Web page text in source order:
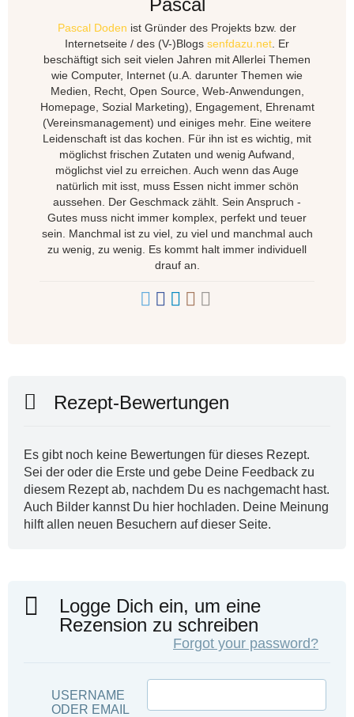
Pascal
Pascal Doden ist Gründer des Projekts bzw. der
Internetseite / des (V-)Blogs senfdazu.net . Er
beschäftigt sich seit vielen Jahren mit Allerlei Themen
wie Computer, Internet (u.A. darunter Themen wie
Medien, Recht, Open Source, Web-Anwendungen,
Homepage, Sozial Marketing), Engagement, Ehrenamt
(Vereinsmanagement) und einiges mehr. Eine weitere
Leidenschaft ist das kochen. Für ihn ist es wichtig, mit
möglichst frischen Zutaten und wenig Aufwand,
möglichst viel zu erreichen. Auch wenn das Auge
natürlich mit isst, muss Essen nicht immer schön
aussehen. Der Geschmack zählt. Sein Anspruch -
Gutes muss nicht immer komplex, perfekt und teuer
sein. Manchmal ist zu viel, zu viel und manchmal auch
zu wenig, zu wenig. Es kommt halt immer individuell
drauf an.
Rezept-Bewertungen
Es gibt noch keine Bewertungen für dieses Rezept.
Sei der oder die Erste und gebe Deine Feedback zu
diesem Rezept ab, nachdem Du es nachgemacht hast.
Auch Bilder kannst Du hier hochladen. Deine Meinung
hilft allen neuen Besuchern auf dieser Seite.
Logge Dich ein, um eine
Rezension zu schreiben
Forgot your password?
USERNAME
ODER EMAIL